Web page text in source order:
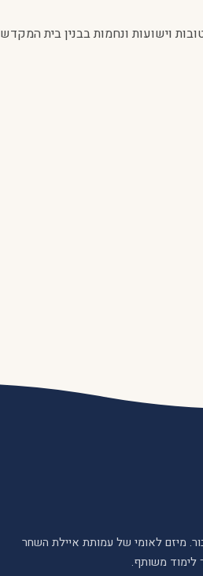
וישועות ונחמות בבנין בית
מיזם לאומי של עמותת איילת השחר
לימוד משותף.